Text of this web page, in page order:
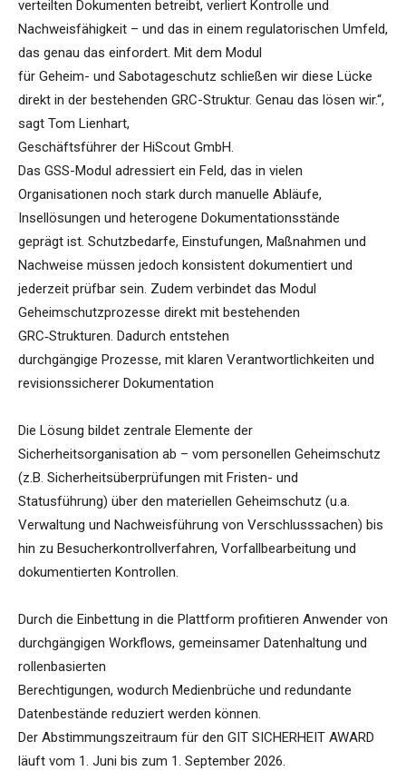
verteilten Dokumenten betreibt, verliert Kontrolle und
Nachweisfähigkeit – und das in einem regulatorischen Umfeld,
das genau das einfordert. Mit dem Modul
für Geheim- und Sabotageschutz schließen wir diese Lücke
direkt in der bestehenden GRC-Struktur. Genau das lösen wir.“,
sagt Tom Lienhart,
Geschäftsführer der HiScout GmbH.
Das GSS-Modul adressiert ein Feld, das in vielen
Organisationen noch stark durch manuelle Abläufe,
Insellösungen und heterogene Dokumentationsstände
geprägt ist. Schutzbedarfe, Einstufungen, Maßnahmen und
Nachweise müssen jedoch konsistent dokumentiert und
jederzeit prüfbar sein. Zudem verbindet das Modul
Geheimschutzprozesse direkt mit bestehenden
GRC‑Strukturen. Dadurch entstehen
durchgängige Prozesse, mit klaren Verantwortlichkeiten und
revisionssicherer Dokumentation
Die Lösung bildet zentrale Elemente der
Sicherheitsorganisation ab – vom personellen Geheimschutz
(z.B. Sicherheitsüberprüfungen mit Fristen- und
Statusführung) über den materiellen Geheimschutz (u.a.
Verwaltung und Nachweisführung von Verschlusssachen) bis
hin zu Besucherkontrollverfahren, Vorfallbearbeitung und
dokumentierten Kontrollen.
Durch die Einbettung in die Plattform profitieren Anwender von
durchgängigen Workflows, gemeinsamer Datenhaltung und
rollenbasierten
Berechtigungen, wodurch Medienbrüche und redundante
Datenbestände reduziert werden können.
Der Abstimmungszeitraum für den GIT SICHERHEIT AWARD
läuft vom 1. Juni bis zum 1. September 2026.